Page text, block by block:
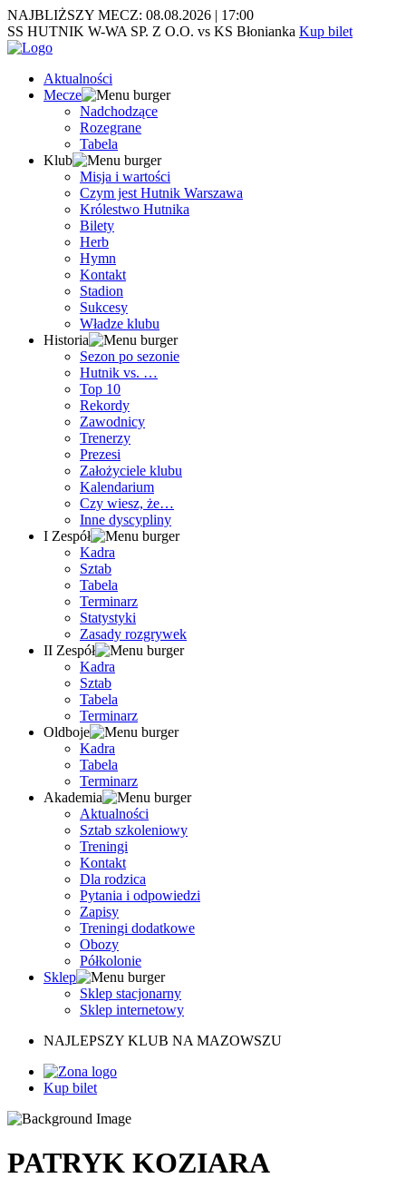
NAJBLIŻSZY MECZ: 08.08.2026 | 17:00
SS HUTNIK W-WA SP. Z O.O. vs KS Błonianka Kup bilet
Aktualności
Mecze
Nadchodzące
Rozegrane
Tabela
Klub
Misja i wartości
Czym jest Hutnik Warszawa
Królestwo Hutnika
Bilety
Herb
Hymn
Kontakt
Stadion
Sukcesy
Władze klubu
Historia
Sezon po sezonie
Hutnik vs. …
Top 10
Rekordy
Zawodnicy
Trenerzy
Prezesi
Założyciele klubu
Kalendarium
Czy wiesz, że…
Inne dyscypliny
I Zespół
Kadra
Sztab
Tabela
Terminarz
Statystyki
Zasady rozgrywek
II Zespół
Kadra
Sztab
Tabela
Terminarz
Oldboje
Kadra
Tabela
Terminarz
Akademia
Aktualności
Sztab szkoleniowy
Treningi
Kontakt
Dla rodzica
Pytania i odpowiedzi
Zapisy
Treningi dodatkowe
Obozy
Półkolonie
Sklep
Sklep stacjonarny
Sklep internetowy
NAJLEPSZY KLUB NA MAZOWSZU
Kup bilet
PATRYK KOZIARA